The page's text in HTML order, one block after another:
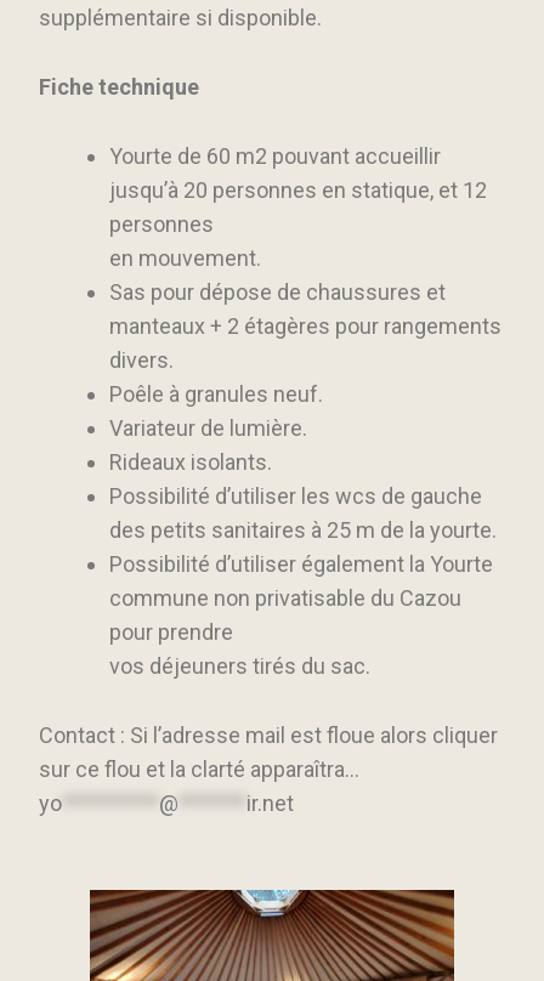
supplémentaire si disponible.
Fiche technique
Yourte de 60 m2 pouvant accueillir
jusqu’à 20 personnes en statique, et 12
personnes
en mouvement.
Sas pour dépose de chaussures et
manteaux + 2 étagères pour rangements
divers.
Poêle à granules neuf.
Variateur de lumière.
Rideaux isolants.
Possibilité d’utiliser les wcs de gauche
des petits sanitaires à 25 m de la yourte.
Possibilité d’utiliser également la Yourte
commune non privatisable du Cazou
pour prendre
vos déjeuners tirés du sac.
Contact : Si l’adresse mail est floue alors cliquer
sur ce flou et la clarté apparaîtra…
yo
@ ir.net